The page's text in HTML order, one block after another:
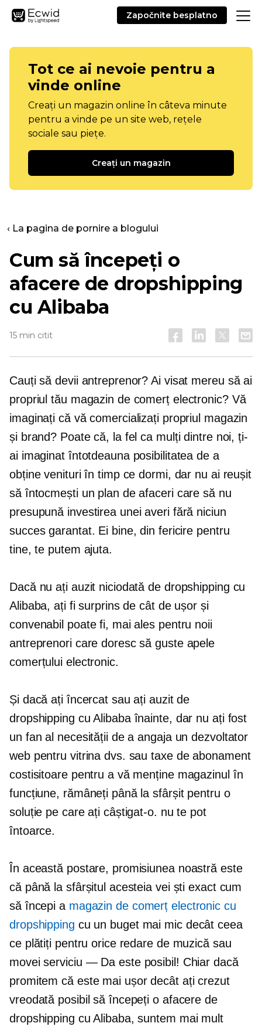
Započnite besplatno
Tot ce ai nevoie pentru a
vinde online
Creați un magazin online în câteva minute
pentru a vinde pe un site web, rețele
sociale sau piețe.
Creați un magazin
‹ La pagina de pornire a blogului
Cum să începeți o
afacere de dropshipping
cu Alibaba
15 min citit
Cauți să devii antreprenor? Ai visat mereu să ai
propriul tău magazin de comerț electronic? Vă
imaginați că vă comercializați propriul magazin
și brand? Poate că, la fel ca mulți dintre noi, ți-
ai imaginat întotdeauna posibilitatea de a
obține venituri în timp ce dormi, dar nu ai reușit
să întocmești un plan de afaceri care să nu
presupună investirea unei averi fără niciun
succes garantat. Ei bine, din fericire pentru
tine, te putem ajuta.
Dacă nu ați auzit niciodată de dropshipping cu
Alibaba, ați fi surprins de cât de ușor și
convenabil poate fi, mai ales pentru noii
antreprenori care doresc să guste apele
comerțului electronic.
Și dacă ați încercat sau ați auzit de
dropshipping cu Alibaba înainte, dar nu ați fost
un fan al necesității de a angaja un dezvoltator
web pentru vitrina dvs. sau taxe de abonament
costisitoare pentru a vă menține magazinul în
funcțiune, rămâneți până la sfârșit pentru o
soluție pe care ați câștigat-o. nu te pot
întoarce.
În această postare, promisiunea noastră este
că până la sfârșitul acesteia vei ști exact cum
să începi a magazin de comerț electronic cu
dropshipping cu un buget mai mic decât ceea
ce plătiți pentru orice redare de muzică sau
moveiserviciu — Da este posibil! Chiar dacă
promitem că este mai ușor decât ați crezut
vreodată posibil să începeți o afacere de
dropshipping cu Alibaba, suntem mai mult